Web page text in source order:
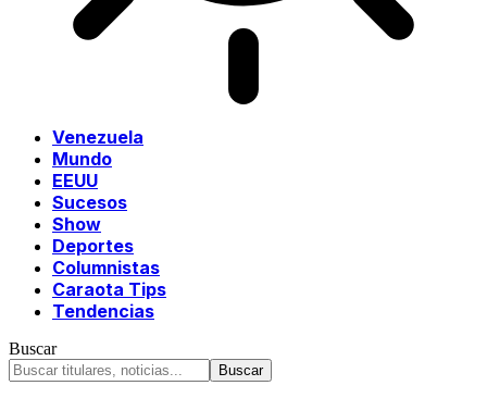
Venezuela
Mundo
EEUU
Sucesos
Show
Deportes
Columnistas
Caraota Tips
Tendencias
Buscar